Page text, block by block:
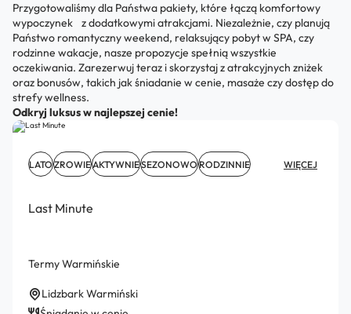
Przygotowaliśmy dla Państwa pakiety, które łączą komfortowy
wypoczynek z dodatkowymi atrakcjami. Niezależnie, czy planują
Państwo romantyczny weekend, relaksujący pobyt w SPA, czy
rodzinne wakacje, nasze propozycje spełnią wszystkie
oczekiwania. Zarezerwuj teraz i skorzystaj z atrakcyjnych zniżek
oraz bonusów, takich jak śniadanie w cenie, masaże czy dostęp do
strefy wellness.
Odkryj luksus w najlepszej cenie!
Last Minute
LATOZROWIEAKTYWNIESEZONOWORODZINNIE WIĘCEJ
Termy Warmińskie
Lidzbark Warmiński